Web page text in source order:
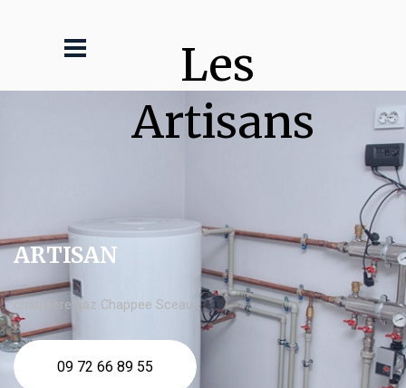
Les
Artisans
ARTISAN
chaudière gaz Chappee Sceaux
09 72 66 89 55